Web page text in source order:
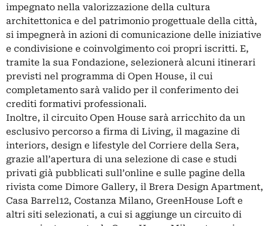
impegnato nella valorizzazione della cultura
architettonica e del patrimonio progettuale della città,
si impegnerà in azioni di comunicazione delle iniziative
e condivisione e coinvolgimento coi propri iscritti. E,
tramite la sua Fondazione, selezionerà alcuni itinerari
previsti nel programma di Open House, il cui
completamento sarà valido per il conferimento dei
crediti formativi professionali.
Inoltre, il circuito Open House sarà arricchito da un
esclusivo percorso a firma di Living, il magazine di
interiors, design e lifestyle del Corriere della Sera,
grazie all’apertura di una selezione di case e studi
privati già pubblicati sull’online e sulle pagine della
rivista come Dimore Gallery, il Brera Design Apartment,
Casa Barrel12, Costanza Milano, GreenHouse Loft e
altri siti selezionati, a cui si aggiunge un circuito di